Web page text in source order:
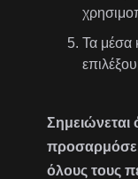
Τα μέσα
Σημειώνεται
προσαρμόσει
όλους τους